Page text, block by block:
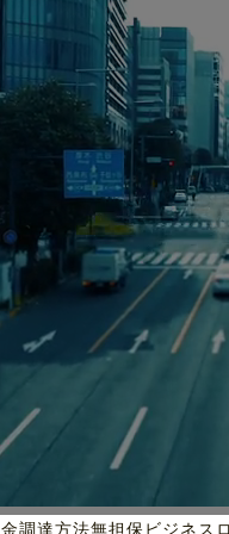
調達方法無担保ビジネス